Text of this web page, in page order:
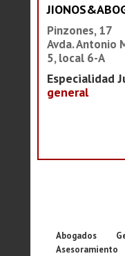
Pinzones, 17
Avda. Antonio
5, local 6-A
Especialidad
general
Abogados